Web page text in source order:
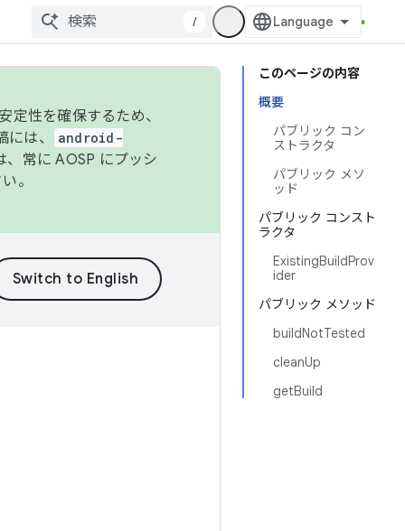
/
このページの内容
概要
パブリック コン
ストラクタ
パブリック メソ
ッド
パブリック コンスト
ラクタ
ExistingBuildProv
ider
パブリック メソッド
buildNotTested
cleanUp
getBuild
性を確保するため、
は、
android-
常に AOSP にプッシ
。